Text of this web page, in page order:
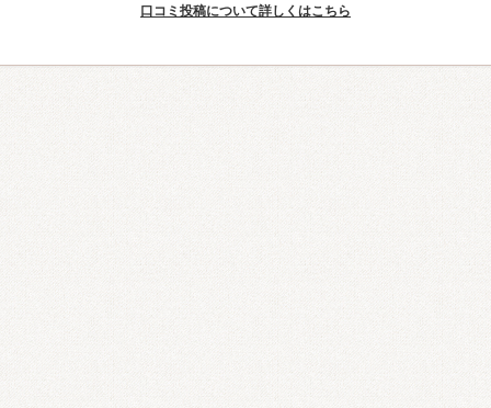
口コミ投稿について詳しくはこちら